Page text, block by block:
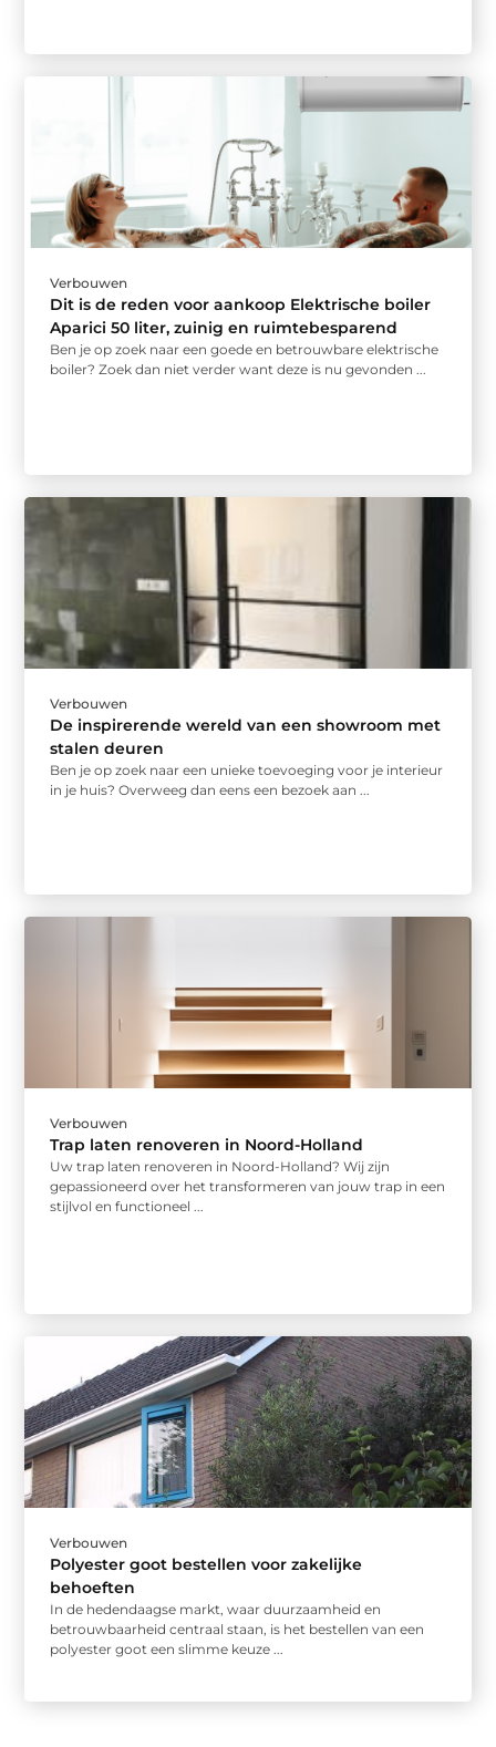
Verbouwen
Dit is de reden voor aankoop Elektrische boiler
Aparici 50 liter, zuinig en ruimtebesparend
Ben je op zoek naar een goede en betrouwbare elektrische
boiler? Zoek dan niet verder want deze is nu gevonden ...
Verbouwen
De inspirerende wereld van een showroom met
stalen deuren
Ben je op zoek naar een unieke toevoeging voor je interieur
in je huis? Overweeg dan eens een bezoek aan ...
Verbouwen
Trap laten renoveren in Noord-Holland
Uw trap laten renoveren in Noord-Holland? Wij zijn
gepassioneerd over het transformeren van jouw trap in een
stijlvol en functioneel ...
Verbouwen
Polyester goot bestellen voor zakelijke
behoeften
In de hedendaagse markt, waar duurzaamheid en
betrouwbaarheid centraal staan, is het bestellen van een
polyester goot een slimme keuze ...